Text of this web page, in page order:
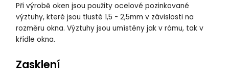
Při výrobě oken jsou použity ocelové pozinkované
výztuhy, které jsou tlusté 1,5 - 2,5mm v závislosti na
rozměru okna. Výztuhy jsou umístěny jak v rámu, tak v
křídle okna.
Zasklení